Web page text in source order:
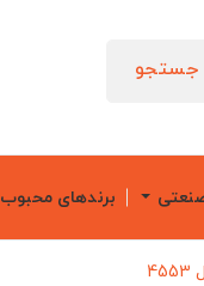
جستجو
برندهای محبوب